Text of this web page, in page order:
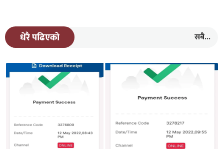
धेरै पढिएको सबै...